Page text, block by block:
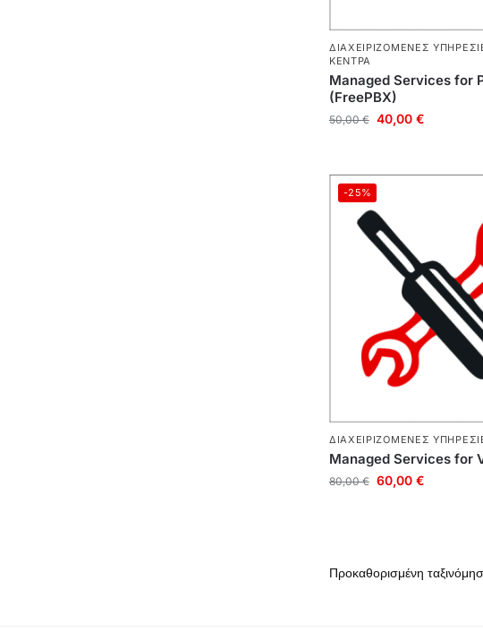
ΔΙΑΧΕΙΡΙΖΌΜΕΝΕΣ
ΚΈΝΤΡΑ
Managed Services for
(FreePBX)
50,00€ 40,00 €
-25%
ΔΙΑΧΕΙΡΙΖΌΜΕΝΕΣ
Managed Services for
80,00€ 60,00 €